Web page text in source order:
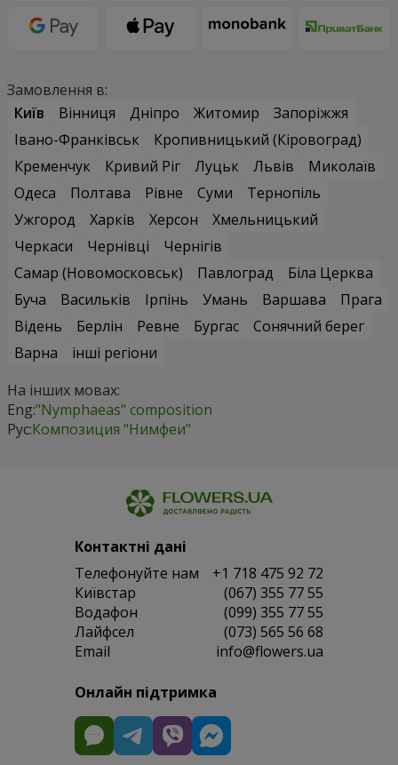
Замовлення в:
Київ
Вінниця Дніпро Житомир
Запоріжжя
Івано-Франківськ
Кропивницький (Кіровоград)
Кременчук
Кривий Ріг Луцьк Львів
Миколаїв
Одеса
Полтава Рівне Суми
Тернопіль
Ужгород
Харків Херсон
Хмельницький
Черкаси
Чернівці
Чернігів
Самар (Новомосковськ)
Павлоград
Біла Церква
Буча
Васильків Ірпінь Умань Варшава
Прага
Відень
Берлін Ревне Бургас
Сонячний берег
Варна
інші регіони
На інших мовах:
Eng:"Nymphaeas" composition
Рус:Композиция "Нимфеи"
Контактні дані
Телефонуйте нам
+1 718 475 92 72
Київстар
(067) 355 77 55
Водафон
(099) 355 77 55
Лайфсел
(073) 565 56 68
Email
info@flowers.ua
Онлайн підтримка